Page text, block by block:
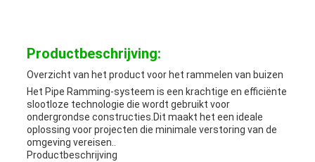
Productbeschrijving:
Overzicht van het product voor het rammelen van buizen
Het Pipe Ramming-systeem is een krachtige en efficiënte
slootloze technologie die wordt gebruikt voor
ondergrondse constructies.Dit maakt het een ideale
oplossing voor projecten die minimale verstoring van de
omgeving vereisen..
Productbeschrijving